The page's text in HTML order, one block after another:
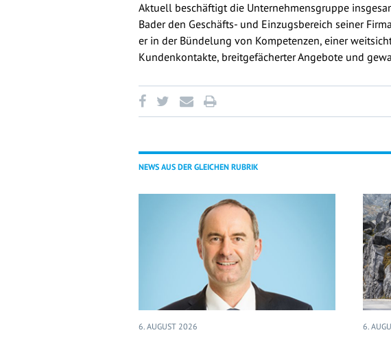
Aktuell beschäftigt die Unternehmensgruppe
Bader den Geschäfts- und Einzugsbereich seiner
er in der Bündelung von Kompetenzen, einer
Kundenkontakte, breitgefächerter Angebote und
NEWS AUS DER GLEICHEN RUBRIK
6. AUGUST 2026 6.